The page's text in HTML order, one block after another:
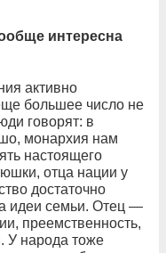
интересна
активно
большее число не
говорят: в
монархия нам
настоящего
отца нации у
достаточно
идеи семьи. Отец —
преемственность,
У народа тоже